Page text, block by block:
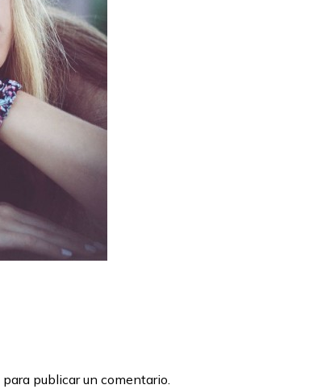
para publicar un comentario.